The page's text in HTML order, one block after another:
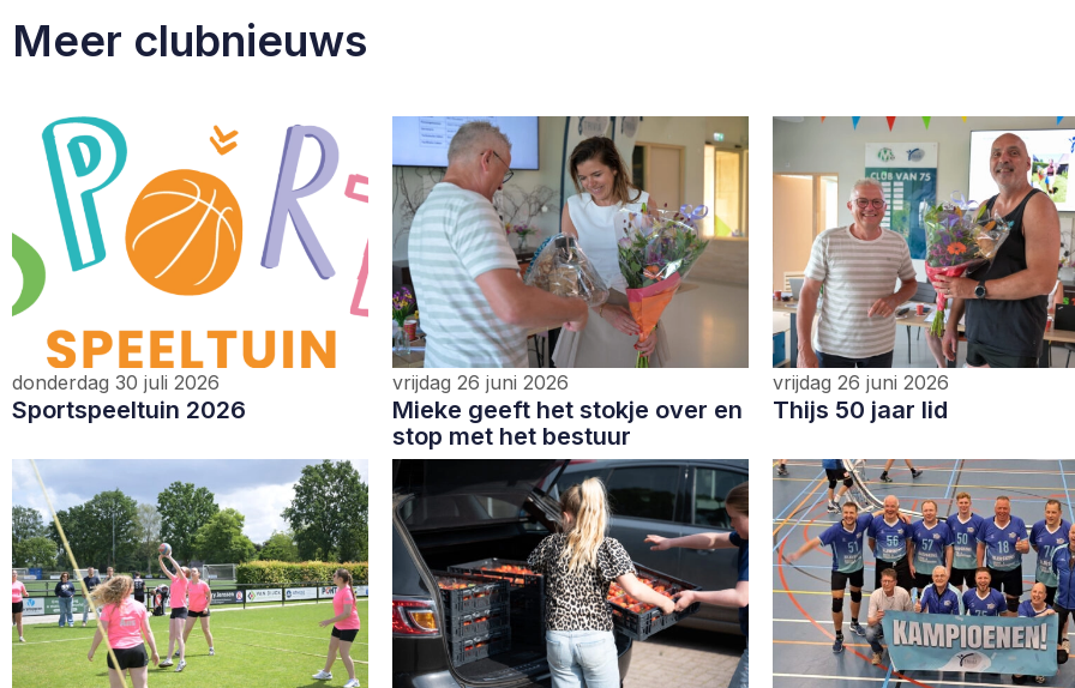
Meer clubnieuws
donderdag 30 juli 2026
Sportspeeltuin 2026
vrijdag 26 juni 2026
Mieke geeft het stokje over en
stop met het bestuur
vrijdag 26 juni 2026
Thijs 50 jaar lid